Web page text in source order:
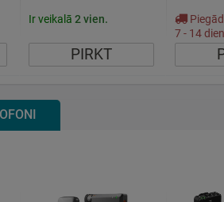
Ir veikalā 2 vien.
PIRKT
7 - 14